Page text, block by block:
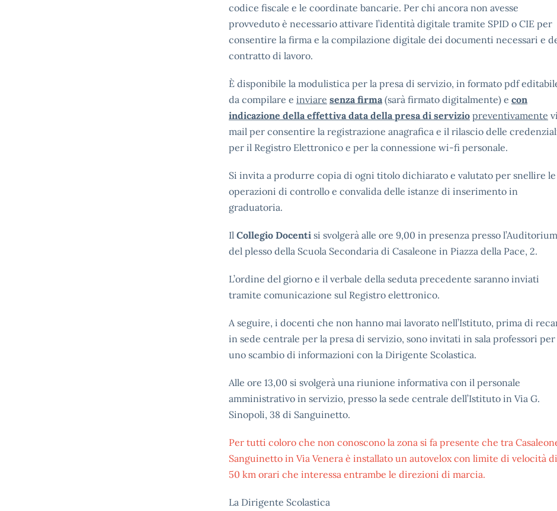
codice fiscale e le coordinate bancarie. Per chi ancora non avesse
provveduto è necessario attivare l’identità digitale tramite SPID o CIE per
consentire la firma e la compilazione digitale dei documenti necessari e
contratto di lavoro.
È disponibile la modulistica per la presa di servizio, in formato pdf
da compilare e inviare senza firma(sarà firmato digitalmente) e con
indicazione della effettiva data della presa di servizio preventivamente
mail per consentire la registrazione anagrafica e il rilascio delle
per il Registro Elettronico e per la connessione wi-fi personale.
Si invita a produrre copia di ogni titolo dichiarato e valutato per snellire le
operazioni di controllo e convalida delle istanze di inserimento in
graduatoria.
Il Collegio Docenti si svolgerà alle ore 9,00 in presenza presso l’Auditorium
del plesso della Scuola Secondaria di Casaleone in Piazza della Pace, 2.
L’ordine del giorno e il verbale della seduta precedente saranno inviati
tramite comunicazione sul Registro elettronico.
A seguire, i docenti che non hanno mai lavorato nell’Istituto, prima di
in sede centrale per la presa di servizio, sono invitati in sala professori per
uno scambio di informazioni con la Dirigente Scolastica.
Alle ore 13,00 si svolgerà una riunione informativa con il personale
amministrativo in servizio, presso la sede centrale dell’Istituto in Via G.
Sinopoli, 38 di Sanguinetto.
Per tutti coloro che non conoscono la zona si fa presente che tra
Sanguinetto in Via Venera è installato un autovelox con limite di velocità di
50 km orari che interessa entrambe le direzioni di marcia.
La Dirigente Scolastica